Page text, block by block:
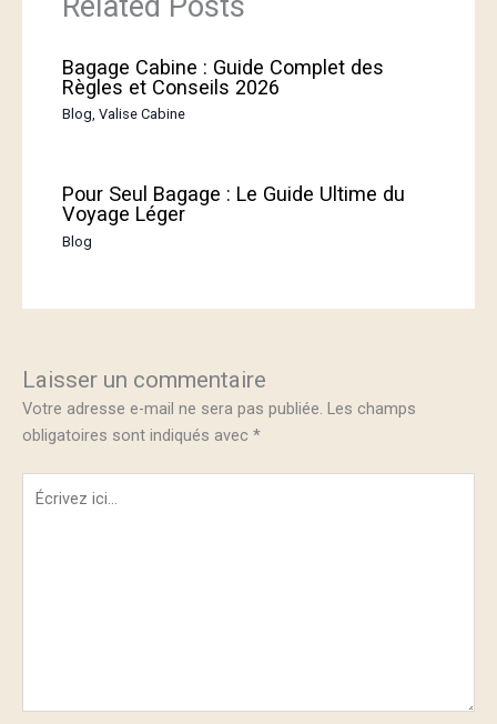
Bagage Cabine : Guide Complet des
Règles et Conseils 2026
Blog,Valise Cabine
Pour Seul Bagage : Le Guide Ultime du
Voyage Léger
Blog
Laisser un commentaire
Votre adresse e-mail ne sera pas publiée. Les champs
obligatoires sont indiqués avec *
Écrivez